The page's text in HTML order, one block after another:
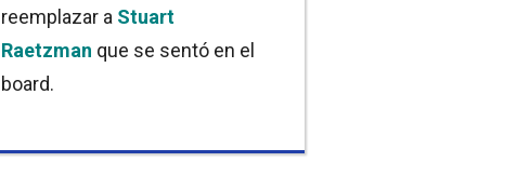
reemplazar a Stuart
Raetzman que se sentó en el
board.